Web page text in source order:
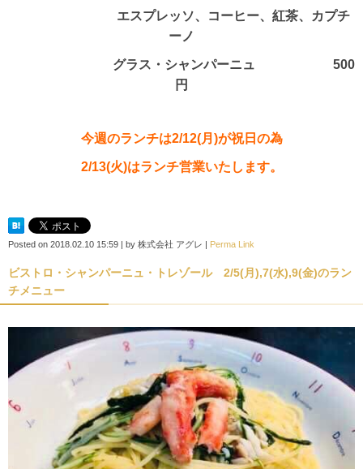
エスプレッソ、コーヒー、紅茶、カプチ
ーノ
グラス・シャンパーニュ 500
円
今週のランチは2/12(月)が祝日の為
2/13(火)はランチ営業いたします。
Posted on 2018.02.10 15:59 by 株式会社 アグレ Perma Link
ビストロ・シャンパーニュ・トレゾール 2/5(月),7(水),9(金)のラン
チメニュー